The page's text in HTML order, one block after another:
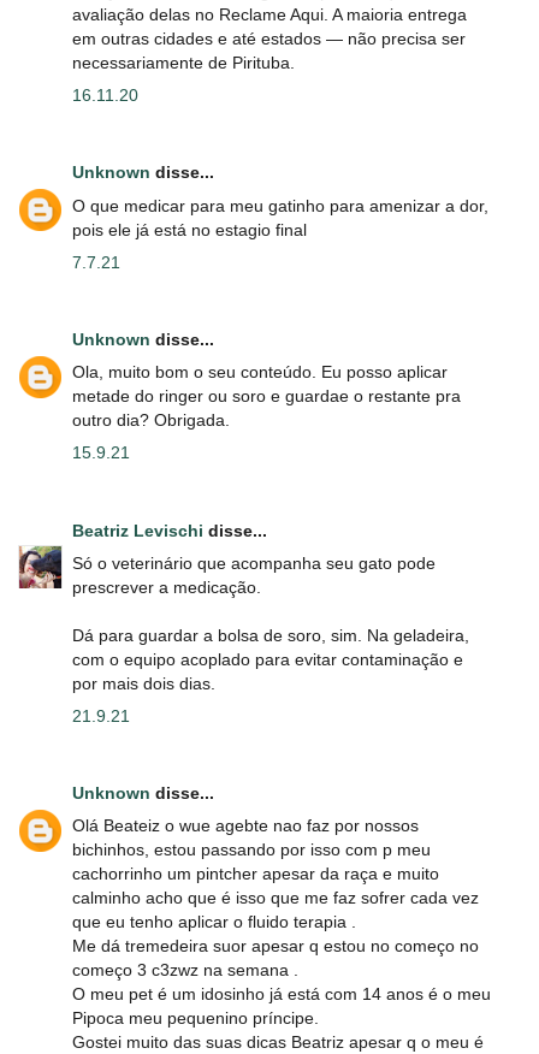
avaliação delas no Reclame Aqui. A maioria entrega
em outras cidades e até estados — não precisa ser
necessariamente de Pirituba.
16.11.20
Unknown disse...
O que medicar para meu gatinho para amenizar a dor,
pois ele já está no estagio final
7.7.21
Unknown disse...
Ola, muito bom o seu conteúdo. Eu posso aplicar
metade do ringer ou soro e guardae o restante pra
outro dia? Obrigada.
15.9.21
Beatriz Levischi disse...
Só o veterinário que acompanha seu gato pode
prescrever a medicação.
Dá para guardar a bolsa de soro, sim. Na geladeira,
com o equipo acoplado para evitar contaminação e
por mais dois dias.
21.9.21
Unknown disse...
Olá Beateiz o wue agebte nao faz por nossos
bichinhos, estou passando por isso com p meu
cachorrinho um pintcher apesar da raça e muito
calminho acho que é isso que me faz sofrer cada vez
que eu tenho aplicar o fluido terapia .
Me dá tremedeira suor apesar q estou no começo no
começo 3 c3zwz na semana .
O meu pet é um idosinho já está com 14 anos é o meu
Pipoca meu pequenino príncipe.
Gostei muito das suas dicas Beatriz apesar q o meu é